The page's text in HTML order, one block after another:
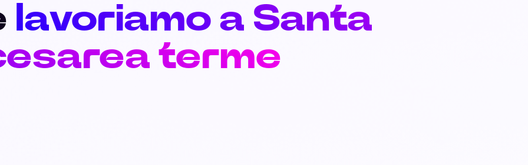
lavoriamo a Santa
terme